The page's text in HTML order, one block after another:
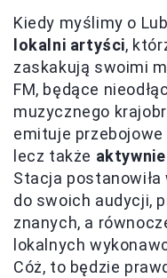
Kiedy myślimy o
lokalni artyści,
zaskakują swoimi
FM, będące
muzycznego
emituje
lecz także
Stacja
do swoich audycji,
znanych, a
lokalnych
Cóż, to będzie